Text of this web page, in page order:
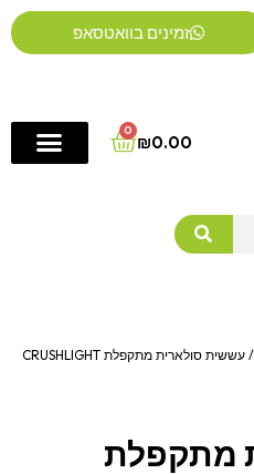
זמינים בוואטסאפ
₪0.00
0
Cart
/ עששית סולארית מתקפלת CRUSHLIGHT
מתקפלת